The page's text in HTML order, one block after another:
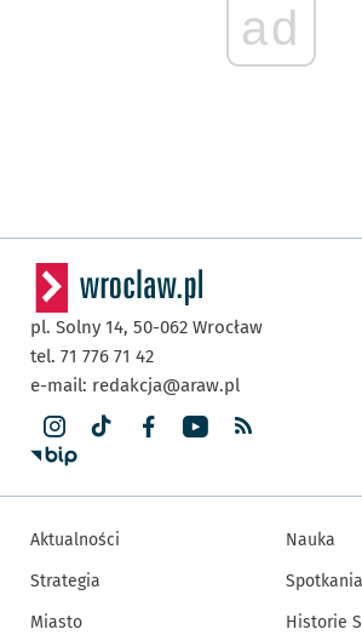
ad
pl. Solny 14, 50-062 Wrocław
tel. 71 776 71 42
e-mail: redakcja@araw.pl
Aktualności
Strategia
Miasto
Nauka
Spotkania
Historie